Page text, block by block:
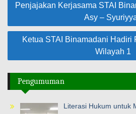
Penjajakan Kerjasama STAI
Asy –
Ketua STAI Binamadani Hadiri
Wilayah 1
Pengumuman
Literasi Hukum untuk